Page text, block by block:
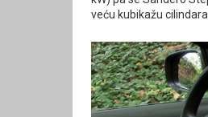
veću kubikažu